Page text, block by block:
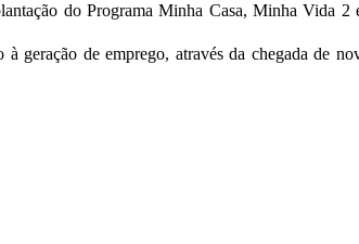
do Programa Minha Casa, Minha Vida 2
geração de emprego, através da chegada de